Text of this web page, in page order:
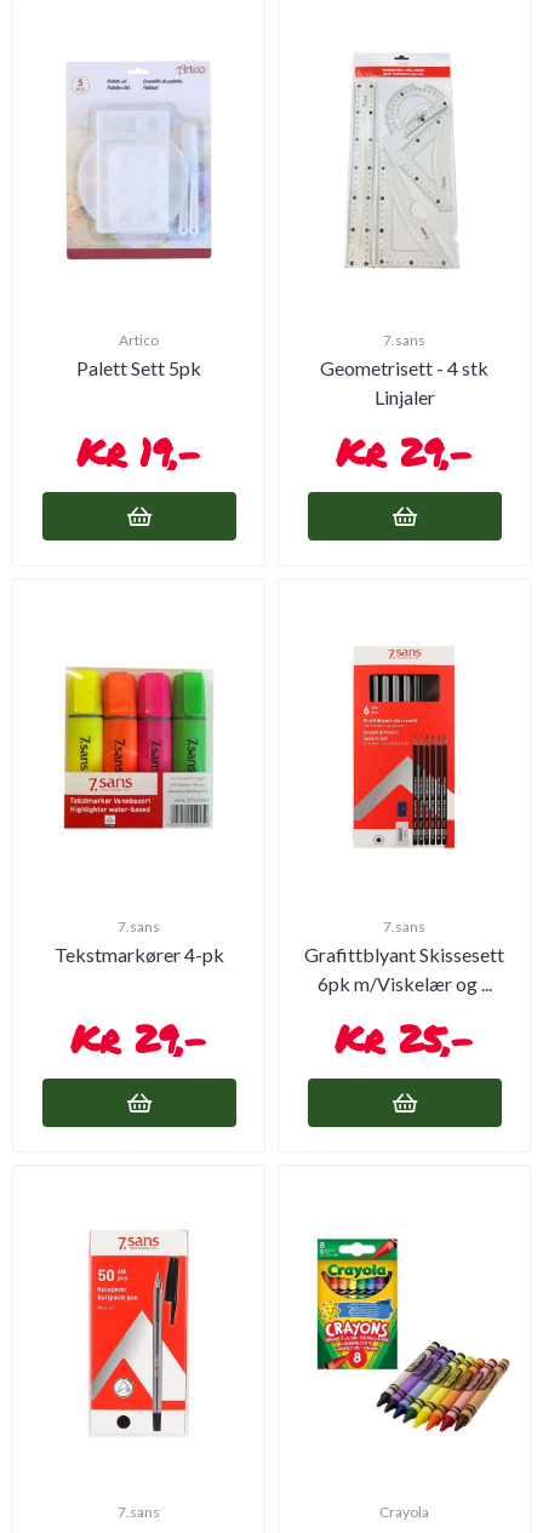
Artico
Palett Sett 5pk
19,-
7.sans
Geometrisett - 4 stk
Linjaler
29,-
7.sans
Tekstmarkører 4-pk
29,-
7.sans
Grafittblyant Skissesett
6pk m/Viskelær og ...
25,-
7.sans Crayola